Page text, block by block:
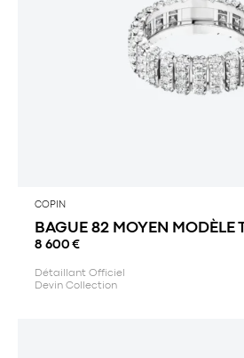
COPIN
BAGUE 82 MOYEN MODÈLE
8 600 €
Détaillant Officiel
Devin Collection